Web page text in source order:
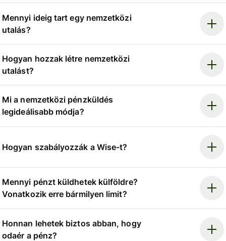
Mennyi ideig tart egy nemzetközi
utalás?
Hogyan hozzak létre nemzetközi
utalást?
Mi a nemzetközi pénzküldés
legideálisabb módja?
Hogyan szabályozzák a Wise-t?
Mennyi pénzt küldhetek külföldre?
Vonatkozik erre bármilyen limit?
Honnan lehetek biztos abban, hogy
odaér a pénz?